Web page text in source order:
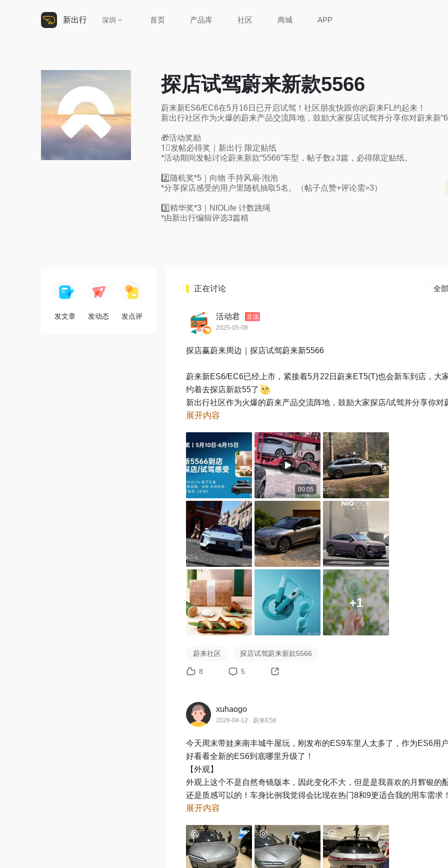
新出行 深圳 首页 产品库 社区 商城 APP
探店试驾蔚来新款5566
蔚来新ES6/EC6在5月16日已开启试驾！社区朋友快跟你的蔚来FL约起来！
新出行社区作为火爆的蔚来产品交流阵地，鼓励大家探店试驾并分享你对蔚来新
🎁活动奖励
1⃣️发帖必得奖｜新出行 限定贴纸
*活动期间发帖讨论蔚来新款“5566”车型，帖子数≧3篇，必得限定贴纸。
2️⃣随机奖*5｜向物 手持风扇-泡泡
*分享探店感受的用户里随机抽取5名。（帖子点赞+评论需>3）
3️⃣精华奖*3｜NIOLife 计数跳绳
*由新出行编辑评选3篇精
发文章 发动态 发点评
正在讨论 全部
活动君
置顶
2025-05-08
探店赢蔚来周边｜探店试驾蔚来新5566
蔚来新ES6/EC6已经上市，紧接着5月22日蔚来ET5(T)也会新车到店，大
约着去探店新款55了
新出行社区作为火爆的蔚来产品交流阵地，鼓励大家探店/试驾并分享你对
新“5566”的真实感受！
📷参与方式
在【新出行-蔚来社区】发帖分享你的探店试驾感受，并关联话题#探店试驾
新款5566#，即可参与活动。
快速发布传送门：
链接
🎁活动奖励
1⃣️发帖必得奖｜新出行 限定贴纸
*活动期间发帖讨论蔚来新款“5566”车型，帖子数≧3篇，必得限定贴纸。
2️⃣随机奖*5｜向物 手持风扇-泡泡
*分享探店感受的用户里随机抽取5名。（帖子点赞+评论需>3）
🎁礼品加码：5月28日前分享探店蔚来ET5(T)内容，额外抽送价值199元的
「NIOLife 粽子礼盒」*1。【已送出】
3️⃣精华奖*3｜NIOLife 计数跳绳
*由新出行编辑评选3篇精华内容。
5月10日 - 6月15日
⚠️活动细则及注意事项
1. 原创内容，文体不限，发布动态/文章/视频皆可；
2. 图文：图片>3图，文字>30字参与【随机奖】评选，文字>200字参与【
奖】评选；
视频：时长>60秒，内容需介绍车辆，不能仅拍摄外观内饰；
3. 参与活动需要真实探店体验并拍摄图片，网上盗用图片、凑字数、洗稿
GPT生成内容等违规不参与评奖；
4. 除【限定贴纸】外，每个用户ID仅可以获得一项奖品；
展开内容
00:05
+1
蔚来社区 探店试驾蔚来新款5566
8 5
xuhaogo
2026-04-12 · 蔚来ES6
今天周末带娃来南丰城牛屋玩，刚发布的ES9车里人太多了，作为ES6用
好看看全新的ES6到底哪里升级了！
【外观】
外观上这个不是自然奇镜版本，因此变化不大，但是是我喜欢的月辉银的
还是质感可以的！车身比例我觉得会比现在热门8和9更适合我的用车需求
毂也是和我同款的织雪轮毂，真的挺经典的！
走进内饰，最直观的感受就是座椅，座椅的舒适性比我二代6提升一大档次
撑和座椅的柔软度刚刚好，后排的座椅按摩通风直接标配了，主驾驶标配了
力座椅，这个真的是我的刚需！另外就是超大HUD和横屏也是很不错的！
展开内容